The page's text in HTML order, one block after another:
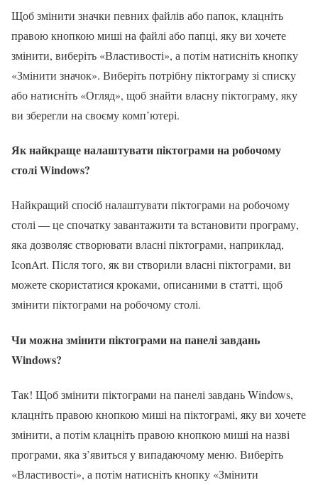
Щоб змінити значки певних файлів або папок, клацніть
правою кнопкою миші на файлі або папці, яку ви хочете
змінити, виберіть «Властивості», а потім натисніть кнопку
«Змінити значок». Виберіть потрібну піктограму зі списку
або натисніть «Огляд», щоб знайти власну піктограму, яку
ви зберегли на своєму комп’ютері.
Як найкраще налаштувати піктограми на робочому
столі Windows?
Найкращий спосіб налаштувати піктограми на робочому
столі — це спочатку завантажити та встановити програму,
яка дозволяє створювати власні піктограми, наприклад,
IconArt. Після того, як ви створили власні піктограми, ви
можете скористатися кроками, описаними в статті, щоб
змінити піктограми на робочому столі.
Чи можна змінити піктограми на панелі завдань
Windows?
Так! Щоб змінити піктограми на панелі завдань Windows,
клацніть правою кнопкою миші на піктограмі, яку ви хочете
змінити, а потім клацніть правою кнопкою миші на назві
програми, яка з’явиться у випадаючому меню. Виберіть
«Властивості», а потім натисніть кнопку «Змінити